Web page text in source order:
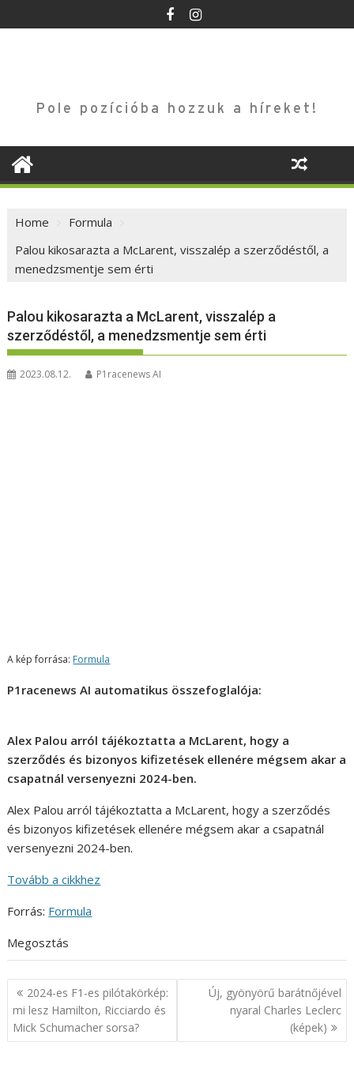
to
Pole pozícióba hozzuk a híreket!
Home
Formula
Palou kikosarazta a McLarent, visszalép a szerződéstől, a
menedzsmentje sem érti
Palou kikosarazta a McLarent, visszalép a
szerződéstől, a menedzsmentje sem érti
2023.08.12. P1racenews AI
A kép forrása: Formula
P1racenews AI automatikus összefoglalója:
Alex Palou arról tájékoztatta a McLarent, hogy a
szerződés és bizonyos kifizetések ellenére mégsem akar a
csapatnál versenyezni 2024-ben.
Alex Palou arról tájékoztatta a McLarent, hogy a szerződés
és bizonyos kifizetések ellenére mégsem akar a csapatnál
versenyezni 2024-ben.
Tovább a cikkhez
Forrás: Formula
Megosztás
Bejegyzés
navigáció
2024-es F1-es pilótakörkép:
mi lesz Hamilton, Ricciardo és
Mick Schumacher sorsa?
Új, gyönyörű barátnőjével
nyaral Charles Leclerc
(képek)